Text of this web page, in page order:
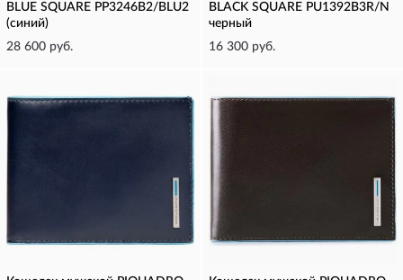
BLUE SQUARE PP3246B2/BLU2
(синий)
28 600 руб.
BLACK SQUARE PU1392B3R/N
черный
16 300 руб.